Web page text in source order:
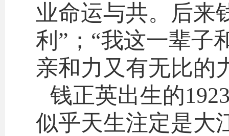
业命运与共。后来
利”；“我这一辈子
亲和力又有无比的
钱正英出生的
似乎天生注定是大